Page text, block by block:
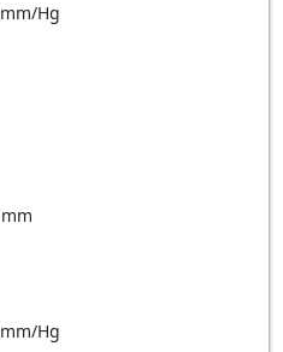
mm/Hg
mm
mm/Hg